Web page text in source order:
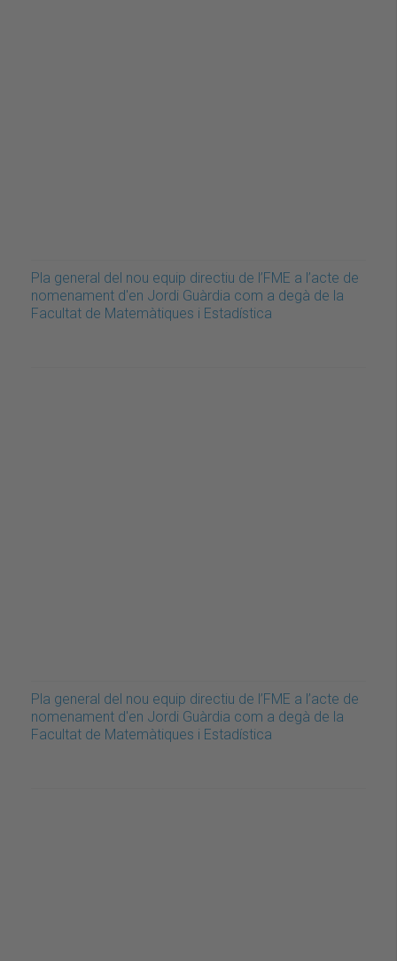
Pla general del nou equip directiu de l’FME a l’acte de
nomenament d'en Jordi Guàrdia com a degà de la
Facultat de Matemàtiques i Estadística
Pla general del nou equip directiu de l’FME a l’acte de
nomenament d'en Jordi Guàrdia com a degà de la
Facultat de Matemàtiques i Estadística